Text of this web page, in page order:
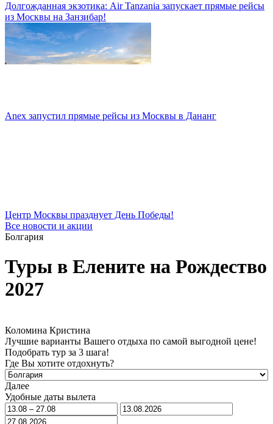
Долгожданная экзотика: Air Tanzania запускает прямые рейсы
из Москвы на Занзибар!
Anex запустил прямые рейсы из Москвы в Дананг
Центр Москвы празднует День Победы!
Все новости и акции
Болгария
Туры в Елените на Рождество
2027
Коломина Кристина
Лучшие варианты Вашего отдыха по самой выгодной цене!
Подобрать тур за 3 шага!
Где Вы хотите отдохнуть?
Далее
Удобные даты вылета